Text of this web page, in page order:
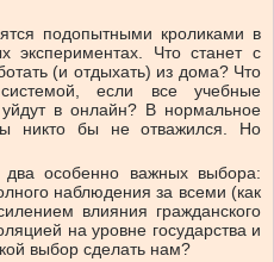
подопытными кроликами в
экспериментах. Что станет с
(и отдыхать) из дома? Что
если все учебные
в онлайн? В нормальное
никто бы не отважился. Но
особенно важных выбора:
наблюдения за всеми (как
влияния гражданского
на уровне государства и
выбор сделать нам?